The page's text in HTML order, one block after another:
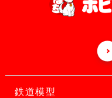
鉄道模型